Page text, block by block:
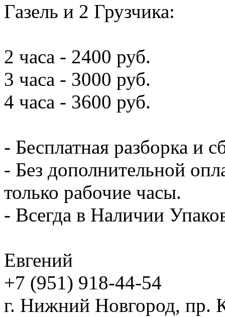
Газель и 2 Грузчика:
2 часа - 2400 руб.
3 часа - 3000 руб.
4 часа - 3600 руб.
- Бесплатная разборка и
- Без дополнительной
только рабочие часы.
- Всегда в Наличии
Евгений
+7 (951) 918-44-54
г. Нижний Новгород, пр.